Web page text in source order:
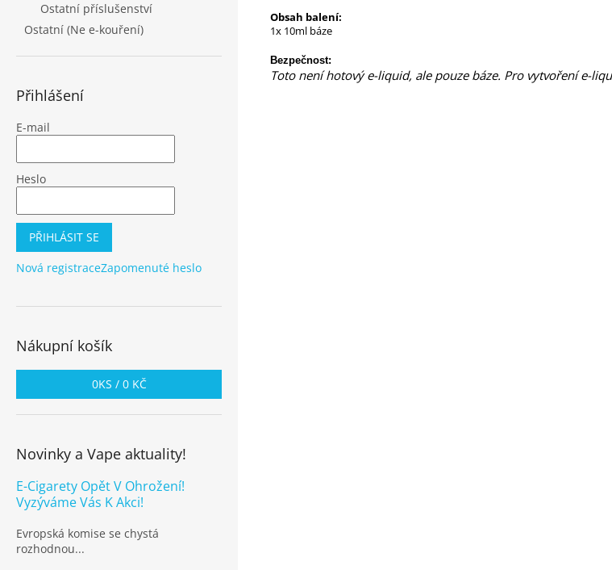
Ostatní příslušenství
Ostatní (Ne e-kouření)
Přihlášení
E-mail
Heslo
PŘIHLÁSIT SE
Nová registraceZapomenuté heslo
Nákupní košík
0KS / 0 KČ
Novinky a Vape aktuality!
E-Cigarety Opět V Ohrožení!
Vyzýváme Vás K Akci!
Evropská komise se chystá
rozhodnou...
Obsah balení:
1x 10ml báze
Bezpečnost:
Toto není hotový e-liquid, ale pouze báze. Pro vytvoření e-